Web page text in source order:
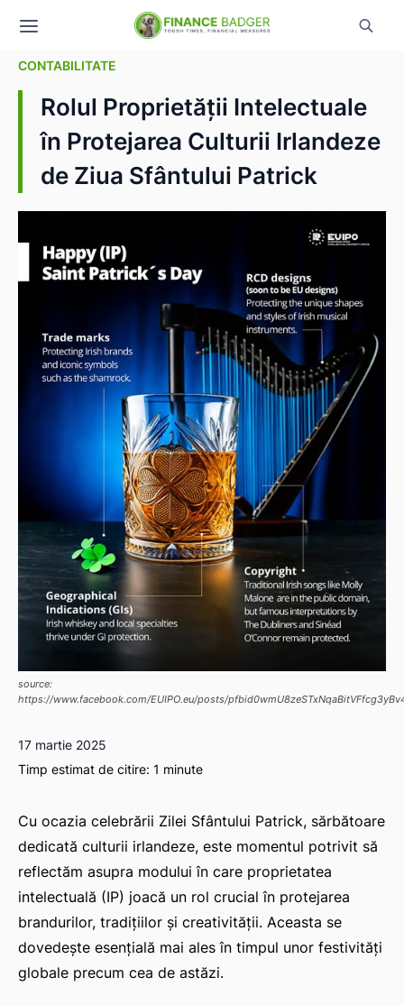
CONTABILITATE
Rolul Proprietății Intelectuale
în Protejarea Culturii Irlandeze
de Ziua Sfântului Patrick
source:
https://www.facebook.com/EUIPO.eu/posts/
17 martie 2025
Timp estimat de citire: 1 minute
Cu ocazia celebrării Zilei Sfântului Patrick, sărbătoare
dedicată culturii irlandeze, este momentul potrivit să
reflectăm asupra modului în care proprietatea
intelectuală (IP) joacă un rol crucial în protejarea
brandurilor, tradițiilor și creativității. Aceasta se
dovedește esențială mai ales în timpul unor festivități
globale precum cea de astăzi.